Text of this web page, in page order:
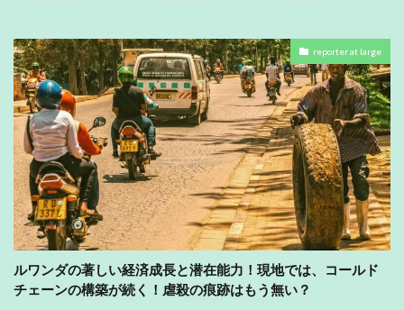
reporter at large
ルワンダの著しい経済成長と潜在能力！現地では、コールド
チェーンの構築が続く！虐殺の痕跡はもう無い？